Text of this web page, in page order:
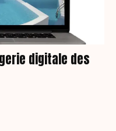
digitale des